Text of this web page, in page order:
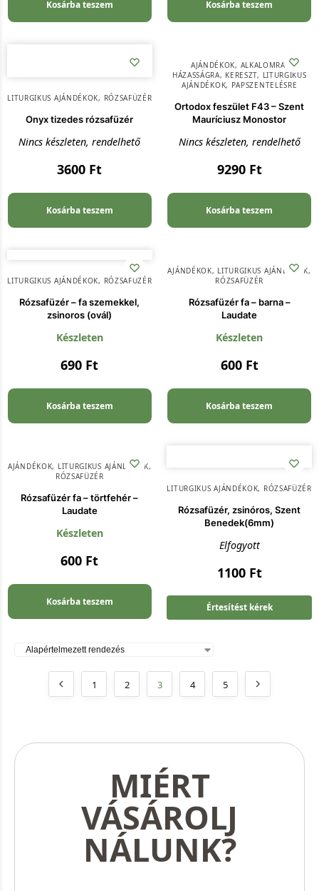
Kosárba teszem Kosárba teszem
LITURGIKUS AJÁNDÉKOK, RÓZSAFÜZÉR
Onyx tizedes rózsafüzér
Nincs készleten, rendelhető
3600 Ft
Kosárba teszem
AJÁNDÉKOK, ALKALOMRA
HÁZASSÁGRA, KERESZT, LITURGIKUS
AJÁNDÉKOK, PAPSZENTELÉSRE
Ortodox feszület F43 – Szent
Mauríciusz Monostor
Nincs készleten, rendelhető
9290 Ft
Kosárba teszem
LITURGIKUS AJÁNDÉKOK, RÓZSAFÜZÉR
Rózsafüzér – fa szemekkel,
zsinoros (ovál)
Készleten
690 Ft
Kosárba teszem
AJÁNDÉKOK, LITURGIKUS AJÁNDÉKOK,
RÓZSAFÜZÉR
Rózsafüzér fa – barna –
Laudate
Készleten
600 Ft
Kosárba teszem
AJÁNDÉKOK, LITURGIKUS AJÁNDÉKOK,
RÓZSAFÜZÉR
Rózsafüzér fa – törtfehér –
Laudate
Készleten
600 Ft
Kosárba teszem
LITURGIKUS AJÁNDÉKOK, RÓZSAFÜZÉR
Rózsafüzér, zsinóros, Szent
Benedek(6mm)
Elfogyott
1100 Ft
Értesítést kérek
1 2 3 4 5
MIÉRT
VÁSÁROLJ
NÁLUNK?